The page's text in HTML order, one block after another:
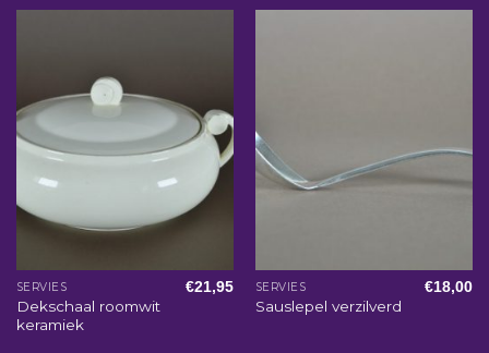
SERVIES
Dekschaal roomwit
keramiek
€21,95 SERVIES
Sauslepel verzilverd
€18,00